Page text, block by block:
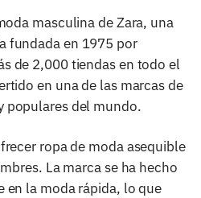
masculina de Zara, una
fundada en 1975 por
de 2,000 tiendas en todo el
en una de las marcas de
populares del mundo.
ropa de moda asequible
La marca se ha hecho
en la moda rápida, lo que